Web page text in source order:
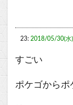
23: 2018/05/30(水
すごい
ポケゴからポ